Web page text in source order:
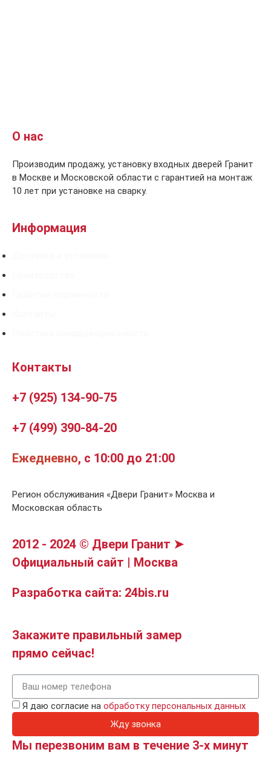
О нас
Производим продажу, установку входных дверей Гранит
в Москве и Московской области с гарантией на монтаж
10 лет при установке на сварку.
Информация
Контакты
+7 (925) 134-90-75
+7 (499) 390-84-20
Ежедневно, с 10:00 до 21:00
Регион обслуживания «Двери Гранит» Москва и
Московская область
2012 - 2024 © Двери Гранит ➤
Официальный сайт | Москва
Разработка сайта: 24bis.ru
Закажите правильный замер
прямо сейчас!
Я даю согласие на обработку персональных данных
Жду звонка
Мы перезвоним вам в течение 3-х минут